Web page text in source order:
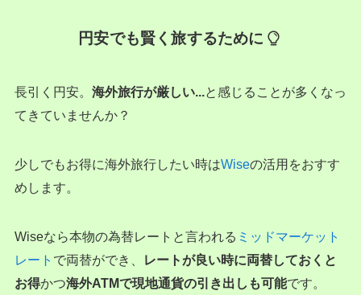
円安でも賢く旅するために
長引く円安。 海外旅行が厳しい...と感じることが多くなっ
てきていませんか？
少しでもお得に海外旅行したい時はWiseの活用をおすす
めします。
Wiseなら本物の為替レートと言われる ミッドマーケット
レート で両替ができ、
レートが良い時に両替しておくと
お得かつ海外ATMで現地通貨の引き出しも可能です。